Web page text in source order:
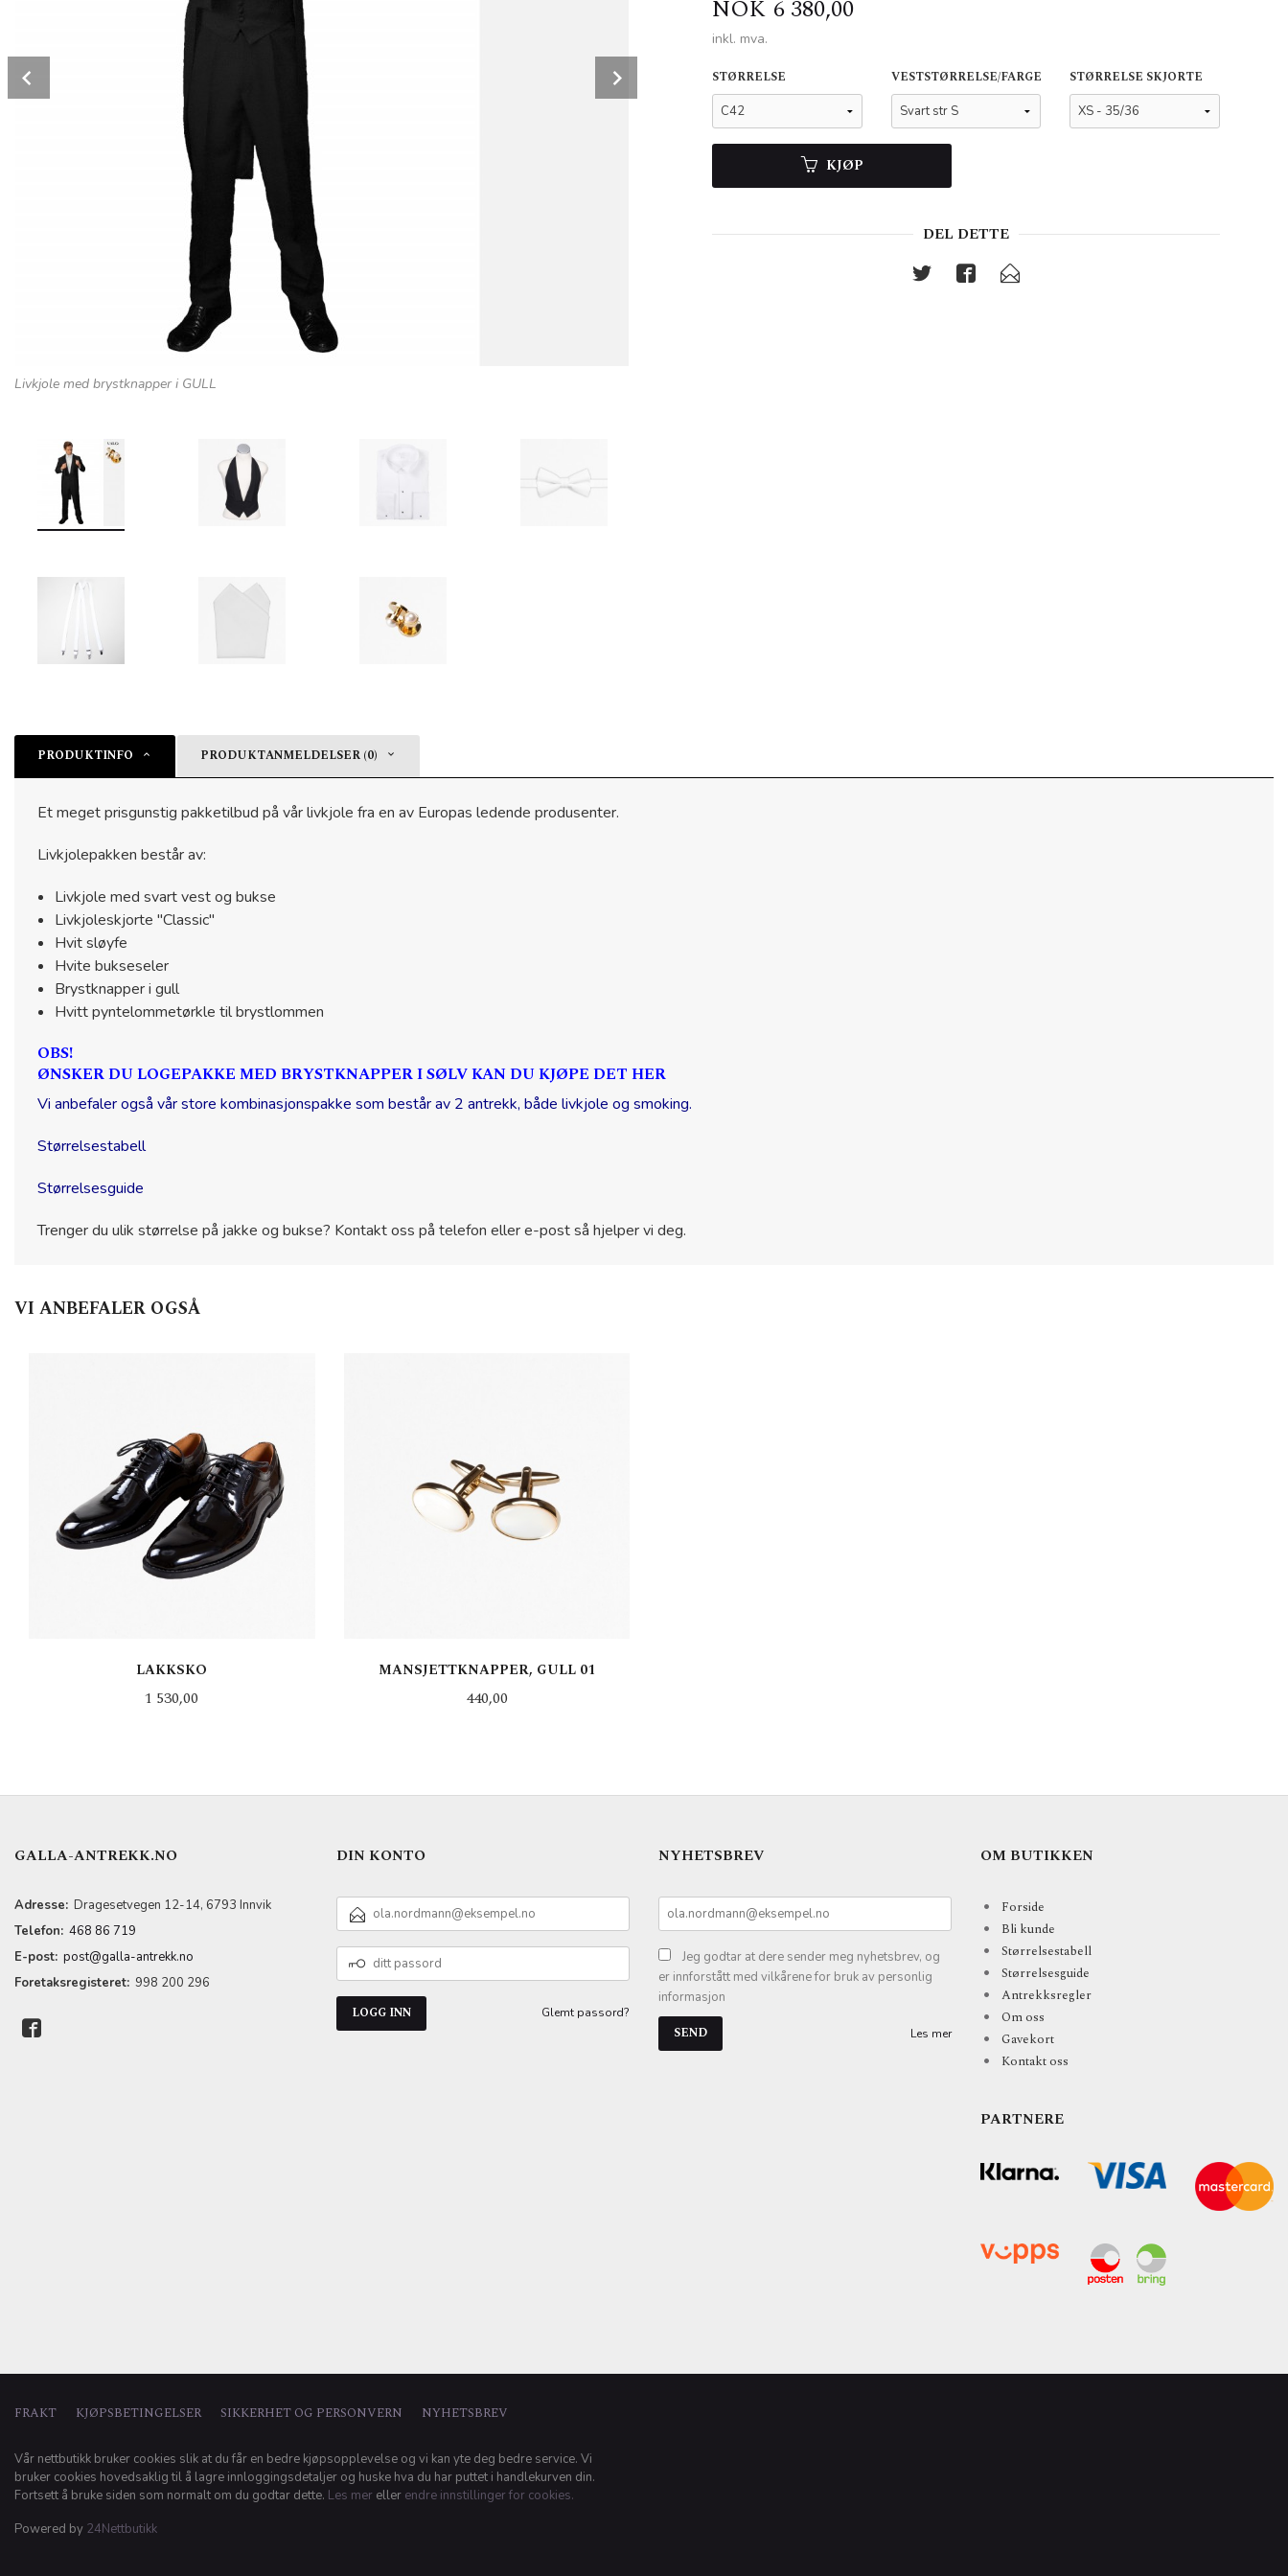
Livkjole med brystknapper i GULL
Pris
NOK 6 380,00
inkl. mva.
STØRRELSE VESTSTØRRELSE/FARGE STØRRELSE SKJORTE
KJØP
DEL DETTE
PRODUKTINFO PRODUKTANMELDELSER (0)
Et meget prisgunstig pakketilbud på vår livkjole fra en av Europas ledende produsenter.
Livkjolepakken består av:
Livkjole med svart vest og bukse
Livkjoleskjorte "Classic"
Hvit sløyfe
Hvite bukseseler
Brystknapper i gull
Hvitt pyntelommetørkle til brystlommen
OBS!
ØNSKER DU LOGEPAKKE MED BRYSTKNAPPER I SØLV KAN DU KJØPE DET HER
Vi anbefaler også vår store kombinasjonspakke som består av 2 antrekk, både livkjole og smoking.
Størrelsestabell
Størrelsesguide
Trenger du ulik størrelse på jakke og bukse? Kontakt oss på telefon eller e-post så hjelper vi deg.
VI ANBEFALER OGSÅ
LAKKSKO
Pris
1 530,00
MANSJETTKNAPPER, GULL 01
Pris
440,00
GALLA-ANTREKK.NO
Adresse: Dragesetvegen 12-14, 6793 Innvik
Telefon: 468 86 719
E-post: post@galla-antrekk.no
Foretaksregisteret: 998 200 296
DIN KONTO
E-
POSTADRESSE
DITT
PASSORD
Glemt passord?
NYHETSBREV
Jeg godtar at dere sender meg nyhetsbrev, og
er innforstått med vilkårene for bruk av personlig
informasjon
Les mer
OM BUTIKKEN
Forside
Bli kunde
Størrelsestabell
Størrelsesguide
Antrekksregler
Om oss
Gavekort
Kontakt oss
PARTNERE
FRAKT KJØPSBETINGELSER SIKKERHET OG PERSONVERN NYHETSBREV
Vår nettbutikk bruker cookies slik at du får en bedre kjøpsopplevelse og vi kan yte deg bedre service. Vi
bruker cookies hovedsaklig til å lagre innloggingsdetaljer og huske hva du har puttet i handlekurven din.
Fortsett å bruke siden som normalt om du godtar dette. Les mer eller endre innstillinger for cookies.
Powered by 24Nettbutikk